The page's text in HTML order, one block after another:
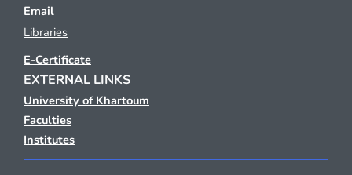
Email
Libraries
E-Certificate
EXTERNAL LINKS
University of Khartoum
Faculties
Institutes